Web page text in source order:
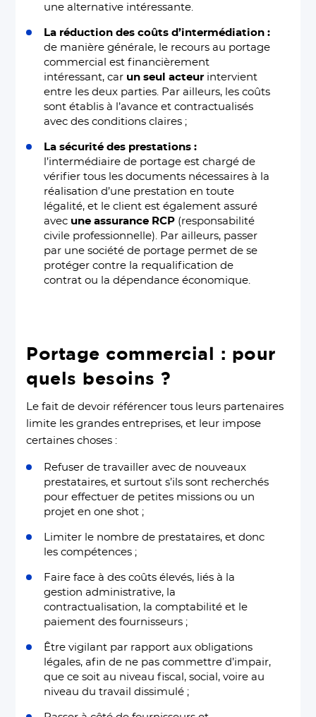
une alternative intéressante.
La réduction des coûts d’intermédiation :
de manière générale, le recours au portage
commercial est financièrement
intéressant, car un seul acteurintervient
entre les deux parties. Par ailleurs, les coûts
sont établis à l’avance et contractualisés
avec des conditions claires ;
La sécurité des prestations :
l’intermédiaire de portage est chargé de
vérifier tous les documents nécessaires à la
réalisation d’une prestation en toute
légalité, et le client est également assuré
avec une assurance RCP (responsabilité
civile professionnelle). Par ailleurs, passer
par une société de portage permet de se
protéger contre la requalification de
contrat ou la dépendance économique.
Portage commercial : pour
quels besoins ?
Le fait de devoir référencer tous leurs partenaires
limite les grandes entreprises, et leur impose
certaines choses :
Refuser de travailler avec de nouveaux
prestataires, et surtout s’ils sont recherchés
pour effectuer de petites missions ou un
projet en one shot ;
Limiter le nombre de prestataires, et donc
les compétences ;
Faire face à des coûts élevés, liés à la
gestion administrative, la
contractualisation, la comptabilité et le
paiement des fournisseurs ;
Être vigilant par rapport aux obligations
légales, afin de ne pas commettre d’impair,
que ce soit au niveau fiscal, social, voire au
niveau du travail dissimulé ;